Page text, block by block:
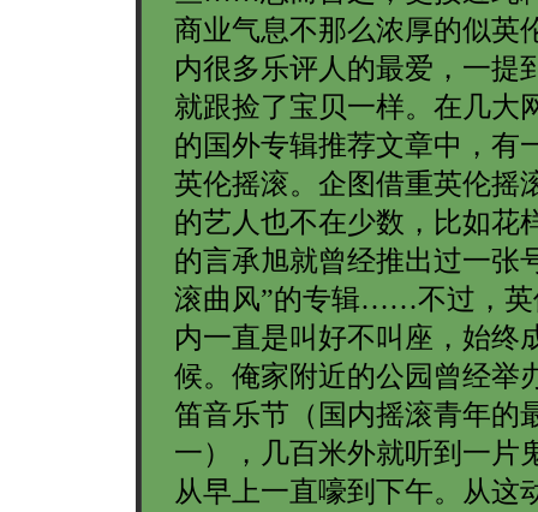
商业气息不那么浓厚的似英
内很多乐评人的最爱，一提
就跟捡了宝贝一样。在几大
的国外专辑推荐文章中，有
英伦摇滚。企图借重英伦摇
的艺人也不在少数，比如花
的言承旭就曾经推出过一张
滚曲风”的专辑……不过，英
内一直是叫好不叫座，始终
候。俺家附近的公园曾经举
笛音乐节（国内摇滚青年的
一），几百米外就听到一片
从早上一直嚎到下午。从这